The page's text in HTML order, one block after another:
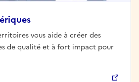
vous aide à créer des
de qualité et à fort impact pour